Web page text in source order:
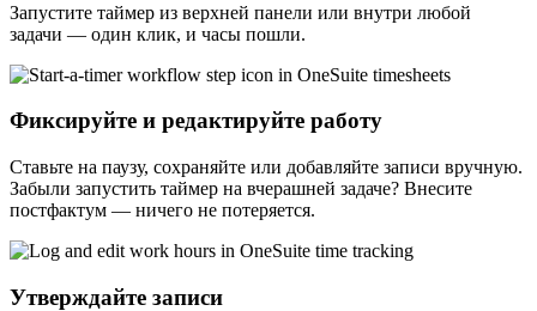
Запустите таймер из верхней панели или внутри любой
задачи — один клик, и часы пошли.
Фиксируйте и редактируйте работу
Ставьте на паузу, сохраняйте или добавляйте записи вручную.
Забыли запустить таймер на вчерашней задаче? Внесите
постфактум — ничего не потеряется.
Утверждайте записи